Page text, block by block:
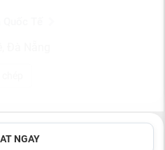
NGAY